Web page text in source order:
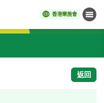
香港樂施會 目錄
返回